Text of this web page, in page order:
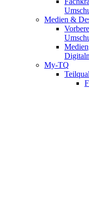
Medien &
My-TQ